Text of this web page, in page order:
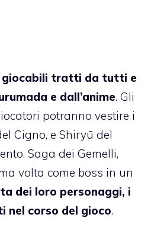
giocabili tratti da tutti e
e dall’anime. Gli
potranno vestire i
Cigno, e Shiryū del
Saga dei Gemelli,
volta come boss in un
dei loro personaggi, i
nel corso del gioco.